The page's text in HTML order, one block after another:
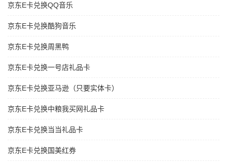
京东E卡兑换QQ音乐
京东E卡兑换酷狗音乐
京东E卡兑换周黑鸭
京东E卡兑换一号店礼品卡
京东E卡兑换亚马逊（只要实体卡）
京东E卡兑换中粮我买网礼品卡
京东E卡兑换当当礼品卡
京东E卡兑换国美红券